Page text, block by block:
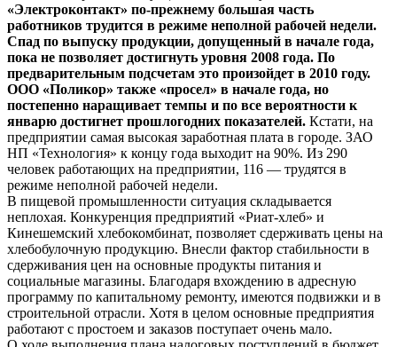
«Электроконтакт» по-прежнему большая часть
работников трудится в режиме неполной рабочей недели.
Спад по выпуску продукции, допущенный в начале года,
пока не позволяет достигнуть уровня 2008 года. По
предварительным подсчетам это произойдет в 2010 году.
ООО «Поликор» также «просел» в начале года, но
постепенно наращивает темпы и по все вероятности к
январю достигнет прошлогодних показателей. Кстати, на
предприятии самая высокая заработная плата в городе. ЗАО
НП «Технология» к концу года выходит на 90%. Из 290
человек работающих на предприятии, 116 — трудятся в
режиме неполной рабочей недели.
В пищевой промышленности ситуация складывается
неплохая. Конкуренция предприятий «Риат-хлеб» и
Кинешемский хлебокомбинат, позволяет сдерживать цены на
хлебобулочную продукцию. Внесли фактор стабильности в
сдерживания цен на основные продукты питания и
социальные магазины. Благодаря вхождению в адресную
программу по капитальному ремонту, имеются подвижки и в
строительной отрасли. Хотя в целом основные предприятия
работают с простоем и заказов поступает очень мало.